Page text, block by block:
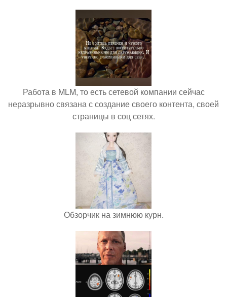
Работа в MLM, то есть сетевой компании сейчас
неразрывно связана с создание своего контента, своей
страницы в соц сетях.
Обзорчик на зимнюю курн.